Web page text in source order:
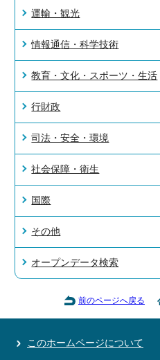
運輸・観光
情報通信・科学技術
教育・文化・スポーツ・生活
行財政
司法・安全・環境
社会保障・衛生
国際
その他
オープンデータ検索
前のページへ戻る
このホームページについて